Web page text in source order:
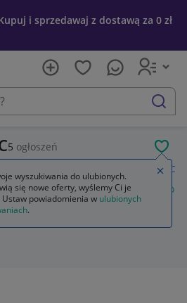
i sprzedawaj z dostawą za 0 zł
szukaj
5 ogłoszeń
Moto C
cf moto moto kufer cf moto
wyszukiwania do ulubionych.
się nowe oferty, wyślemy Ci je
Ustaw powiadomienia w ulubionych
.